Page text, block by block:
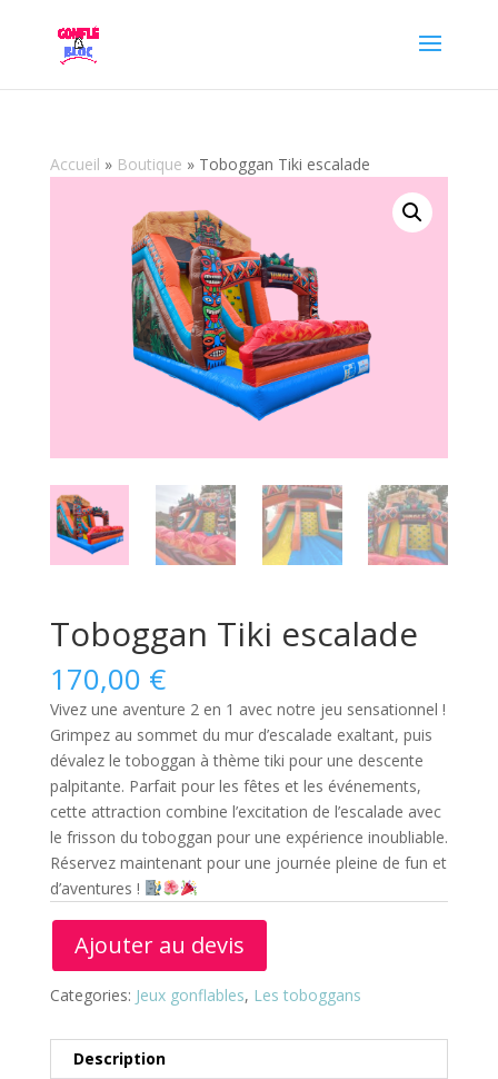
Accueil » Boutique » Toboggan Tiki escalade
Toboggan Tiki escalade
170,00 €
Vivez une aventure 2 en 1 avec notre jeu sensationnel !
Grimpez au sommet du mur d’escalade exaltant, puis
dévalez le toboggan à thème tiki pour une descente
palpitante. Parfait pour les fêtes et les événements,
cette attraction combine l’excitation de l’escalade avec
le frisson du toboggan pour une expérience inoubliable.
Réservez maintenant pour une journée pleine de fun et
d’aventures !
Ajouter au devis
Categories: Jeux gonflables, Les toboggans
Description